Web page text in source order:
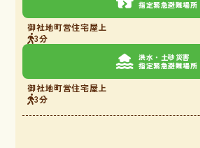
指定緊急避難場所
御社地町営住宅屋上
3分
洪水・土砂災害
指定緊急避難場所
御社地町営住宅屋上
3分